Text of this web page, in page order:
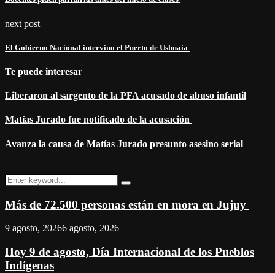
next post
El Gobierno Nacional intervino el Puerto de Ushuaia
Te puede interesar
Liberaron al sargento de la PFA acusado de abuso infantil
Matías Jurado fue notificado de la acusación
Avanza la causa de Matías Jurado presunto asesino serial
Search
for:
Search
Más de 72.500 personas están en mora en Jujuy
9 agosto, 20266 agosto, 2026
Hoy 9 de agosto, Día Internacional de los Pueblos
Indígenas